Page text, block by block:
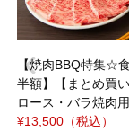
【焼肉BBQ特集☆
半額】【まとめ買
ロース・バラ焼肉
¥13,500 （税込）